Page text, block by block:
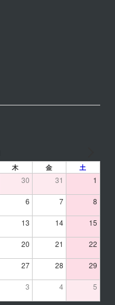
木 金 土
30 31 1
6 7 8
13 14 15
20 21 22
27 28 29
3 4 5